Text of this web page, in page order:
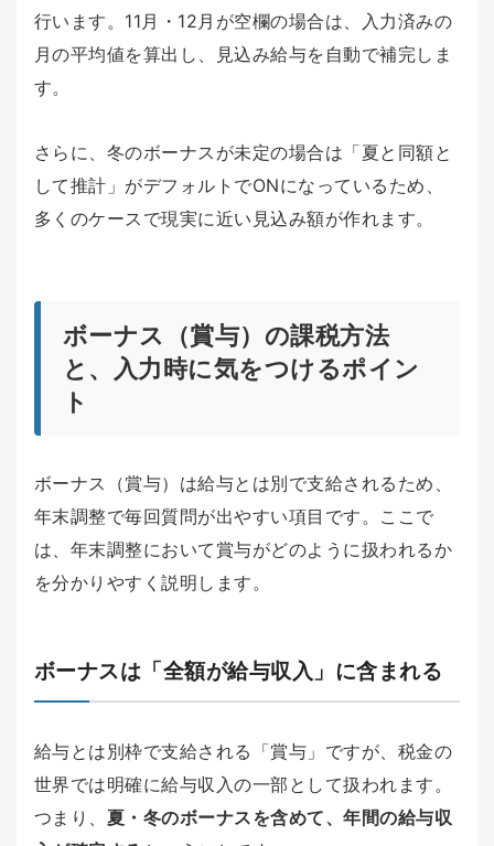
行います。11月・12月が空欄の場合は、入力済みの
月の平均値を算出し、見込み給与を自動で補完しま
す。
さらに、冬のボーナスが未定の場合は「夏と同額と
して推計」がデフォルトでONになっているため、
多くのケースで現実に近い見込み額が作れます。
ボーナス（賞与）の課税方法
と、入力時に気をつけるポイン
ト
ボーナス（賞与）は給与とは別で支給されるため、
年末調整で毎回質問が出やすい項目です。ここで
は、年末調整において賞与がどのように扱われるか
を分かりやすく説明します。
ボーナスは「全額が給与収入」に含まれる
給与とは別枠で支給される「賞与」ですが、税金の
世界では明確に給与収入の一部として扱われます。
つまり、 夏・冬のボーナスを含めて、年間の給与収